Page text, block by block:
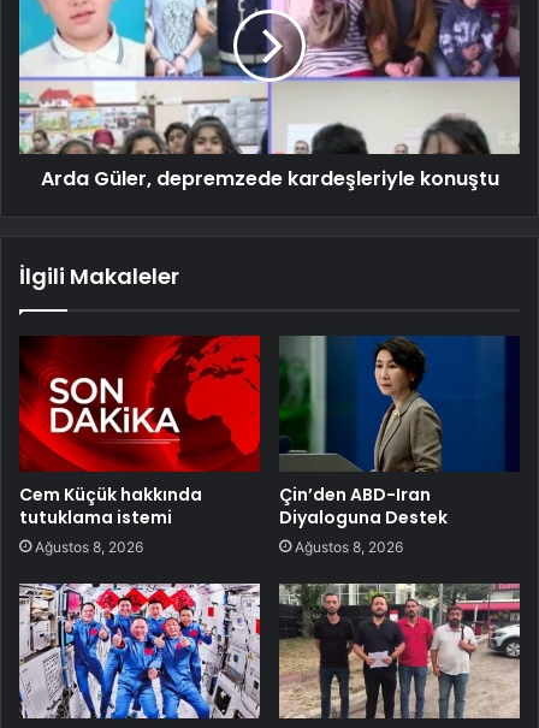
Arda Güler, depremzede kardeşleriyle konuştu
İlgili Makaleler
Cem Küçük hakkında
tutuklama istemi
Ağustos 8, 2026
Çin’den ABD-Iran
Diyaloguna Destek
Ağustos 8, 2026